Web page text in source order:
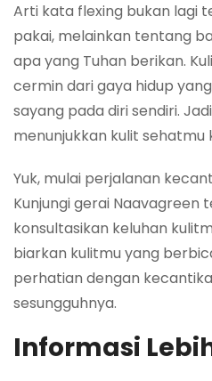
Arti kata flexing bukan lagi
pakai, melainkan tentang
apa yang Tuhan berikan.
cermin dari gaya hidup
sayang pada diri sendiri.
menunjukkan kulit sehatmu
Yuk, mulai perjalanan
Kunjungi gerai Naavagreen
konsultasikan keluhan
biarkan kulitmu yang
perhatian dengan
sesungguhnya.
Informasi